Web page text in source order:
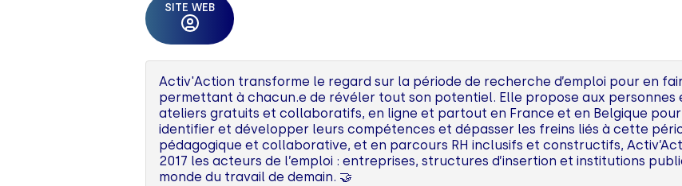
SITE WEB
Activ'Action transforme le regard sur la période de recherche d’emploi pour en
permettant à chacun.e de révéler tout son potentiel. Elle propose aux personnes
ateliers gratuits et collaboratifs, en ligne et partout en France et en Belgique
identifier et développer leurs compétences et dépasser les freins liés à cette
pédagogique et collaborative, et en parcours RH inclusifs et constructifs,
2017 les acteurs de l’emploi : entreprises, structures d’insertion et institutions
monde du travail de demain. 🤝